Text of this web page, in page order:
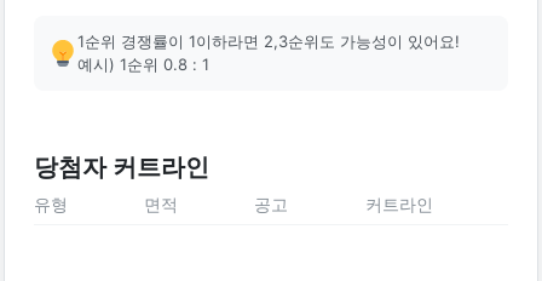
1순위 경쟁률이 1이하라면 2,3순위도 가능성이 있어요!
예시) 1순위 0.8 : 1
당첨자 커트라인
유형 면적 공고 커트라인